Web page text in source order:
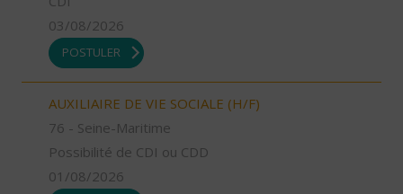
03/08/2026
POSTULER
AUXILIAIRE DE VIE SOCIALE (H/F)
76 - Seine-Maritime
Possibilité de CDI ou CDD
01/08/2026